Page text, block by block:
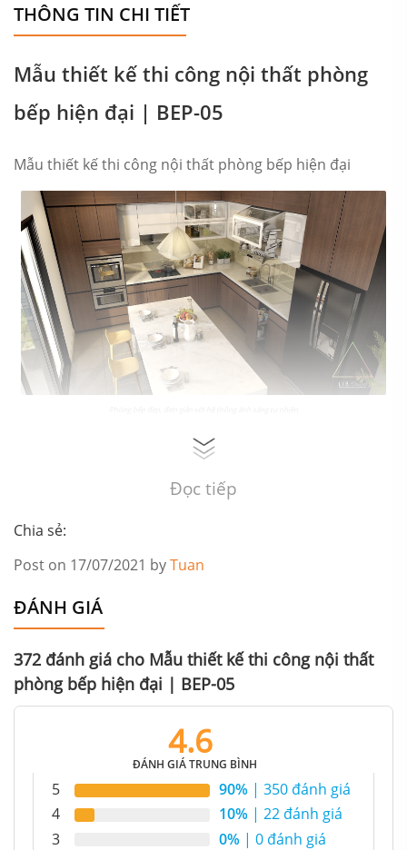
THÔNG TIN CHI TIẾT
Mẫu thiết kế thi công nội thất phòng
bếp hiện đại | BEP-05
Mẫu thiết kế thi công nội thất phòng bếp hiện đại
MBàn bếp đẹp với vật liệu ốp sang trọng, cuốn hút.
Đọc tiếp
Chia sẻ:
Post on 17/07/2021 byTuan
ĐÁNH GIÁ
372 đánh giá cho Mẫu thiết kế thi công nội thất
phòng bếp hiện đại | BEP-05
4.6
ĐÁNH GIÁ TRUNG BÌNH
5 90% | 350 đánh giá
4
10% | 22 đánh giá
3
0% | 0 đánh giá